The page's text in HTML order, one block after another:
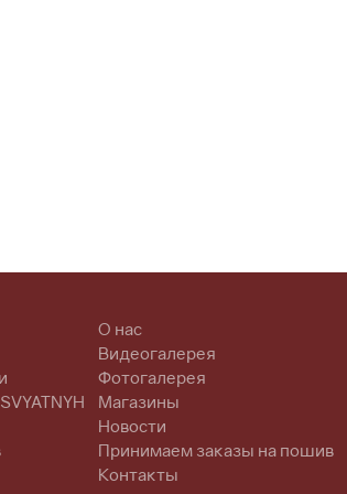
О нас
Видеогалерея
Фотогалерея
Магазины
Новости
Принимаем заказы на пошив
Контакты